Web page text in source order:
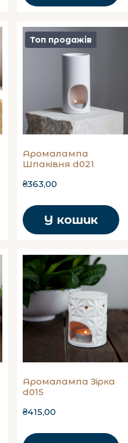
Топ продажів
Аромалампа
Шпаківня d021
₴363,00
У кошик
Аромалампа Зірка
d015
₴415,00